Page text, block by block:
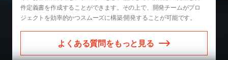
件定義書を作成することができます。その上で、開発チームがプロ
ジェクトを効率的かつスムーズに構築·開発することが可能です。
よくある質問をもっと見る